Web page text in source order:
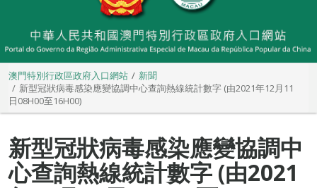
澳門特別行政區政府入口網站
新聞
新型冠狀病毒感染應變協調中心查詢熱線統計數字 (由2021年12月11
日08H00至16H00)
新型冠狀病毒感染應變協調中
心查詢熱線統計數字 (由2021